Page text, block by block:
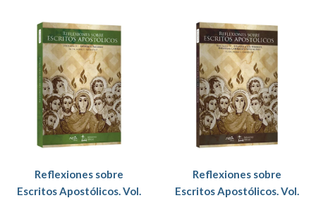
Reflexiones sobre
Escritos Apostólicos. Vol.
Reflexiones sobre
Escritos Apostólicos. Vol.